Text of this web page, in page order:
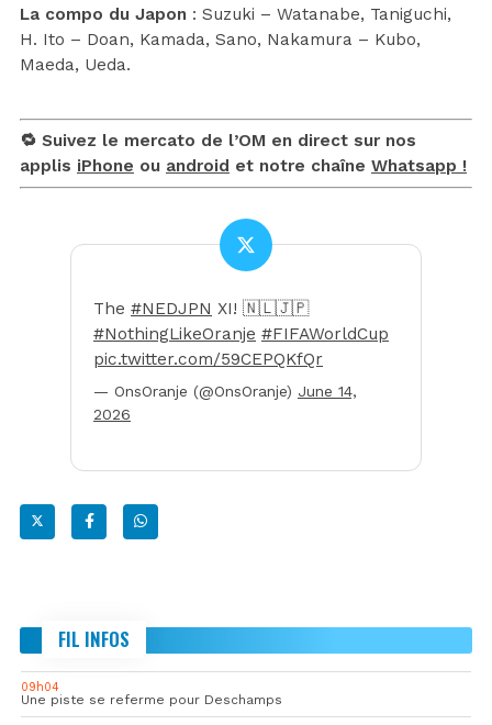
La compo du Japon : Suzuki – Watanabe, Taniguchi,
H. Ito – Doan, Kamada, Sano, Nakamura – Kubo,
Maeda, Ueda.
🔁 Suivez le mercato de l’OM en direct sur nos
applis iPhone ou android et notre chaîne Whatsapp !
The #NEDJPN XI! 🇳🇱🇯🇵
#NothingLikeOranje #FIFAWorldCup
pic.twitter.com/59CEPQKfQr
— OnsOranje (@OnsOranje) June 14,
2026
FIL INFOS
09h04
Une piste se referme pour Deschamps